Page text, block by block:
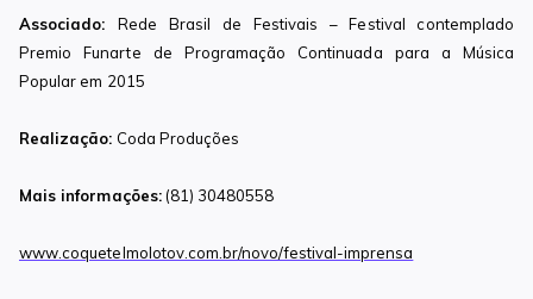
Associado:Rede Brasil de Festivais – Festival contemplado
Premio Funarte de Programação Continuada para a Música
Popular em 2015
Realização: Coda Produções
Mais informações:(81) 30480558
www.coquetelmolotov.com.br/novo/festival-imprensa